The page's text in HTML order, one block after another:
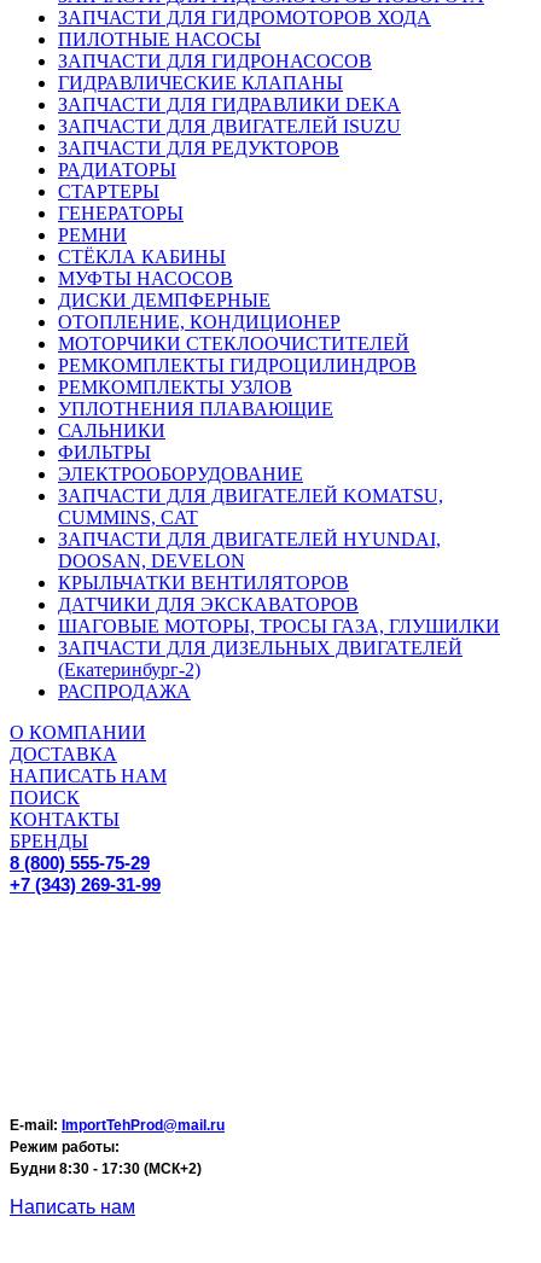
ЗАПЧАСТИ ДЛЯ ГИДРОМОТОРОВ ХОДА
ПИЛОТНЫЕ НАСОСЫ
ЗАПЧАСТИ ДЛЯ ГИДРОНАСОСОВ
ГИДРАВЛИЧЕСКИЕ КЛАПАНЫ
ЗАПЧАСТИ ДЛЯ ГИДРАВЛИКИ DEKA
ЗАПЧАСТИ ДЛЯ ДВИГАТЕЛЕЙ ISUZU
ЗАПЧАСТИ ДЛЯ РЕДУКТОРОВ
РАДИАТОРЫ
СТАРТЕРЫ
ГЕНЕРАТОРЫ
РЕМНИ
СТЁКЛА КАБИНЫ
МУФТЫ НАСОСОВ
ДИСКИ ДЕМПФЕРНЫЕ
ОТОПЛЕНИЕ, КОНДИЦИОНЕР
МОТОРЧИКИ СТЕКЛООЧИСТИТЕЛЕЙ
РЕМКОМПЛЕКТЫ ГИДРОЦИЛИНДРОВ
РЕМКОМПЛЕКТЫ УЗЛОВ
УПЛОТНЕНИЯ ПЛАВАЮЩИЕ
САЛЬНИКИ
ФИЛЬТРЫ
ЭЛЕКТРООБОРУДОВАНИЕ
ЗАПЧАСТИ ДЛЯ ДВИГАТЕЛЕЙ KOMATSU,
CUMMINS, CAT
ЗАПЧАСТИ ДЛЯ ДВИГАТЕЛЕЙ HYUNDAI,
DOOSAN, DEVELON
КРЫЛЬЧАТКИ ВЕНТИЛЯТОРОВ
ДАТЧИКИ ДЛЯ ЭКСКАВАТОРОВ
ШАГОВЫЕ МОТОРЫ, ТРОСЫ ГАЗА, ГЛУШИЛКИ
ЗАПЧАСТИ ДЛЯ ДИЗЕЛЬНЫХ ДВИГАТЕЛЕЙ
(Екатеринбург-2)
РАСПРОДАЖА
О КОМПАНИИ
ДОСТАВКА
НАПИСАТЬ НАМ
ПОИСК
КОНТАКТЫ
БРЕНДЫ
8 (800) 555-75-29
+7 (343) 269-31-99
E-mail: ImportTehProd@mail.ru
Режим работы:
Будни 8:30 - 17:30 (МСК+2)
Написать нам